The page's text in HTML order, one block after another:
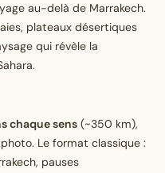
au-delà de Marrakech.
plateaux désertiques
qui révèle la
chaque sens (~350 km),
Le format classique :
pauses